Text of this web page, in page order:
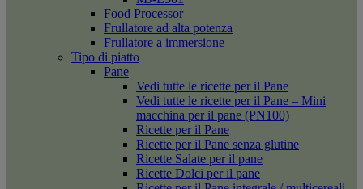
Food Processor
Frullatore ad alta potenza
Frullatore a immersione
Tipo di piatto
Pane
Vedi tutte le ricette per il Pane
Vedi tutte le ricette per il Pane – Mini
macchina per il pane (PN100)
Ricette per il Pane
Ricette per il Pane senza glutine
Ricette Salate per il pane
Ricette Dolci per il pane